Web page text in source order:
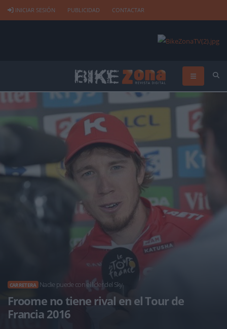
INICIAR SESIÓN PUBLICIDAD CONTACTAR
CARRETERA Nadie puede con el líder del Sky
Froome no tiene rival en el Tour de
Francia 2016